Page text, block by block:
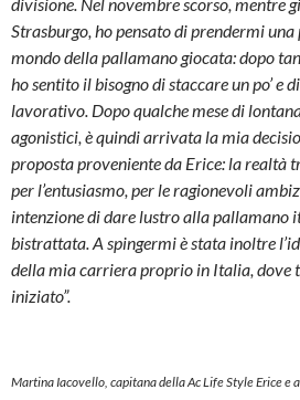
Strasburgo, ho pensato di prendermi
mondo della pallamano giocata: dopo
ho sentito il bisogno di staccare un po’ e
lavorativo. Dopo qualche mese di
agonistici, è quindi arrivata la mia
proposta proveniente da Erice: la realtà
per l’entusiasmo, per le ragionevoli
intenzione di dare lustro alla pallamano
bistrattata. A spingermi è stata inoltre
della mia carriera proprio in Italia, dove
iniziato”.
Martina Iacovello, capitana della Ac Life Style Erice e